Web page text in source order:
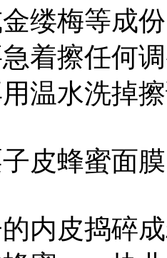
缕梅等成
着擦任何
温水洗掉
皮蜂蜜面膜
内皮捣碎